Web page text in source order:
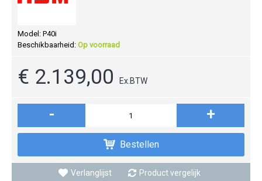
Model: P40i
Beschikbaarheid: Op voorraad
€ 2.139,00 Ex.BTW
- +
Bestellen
Verlanglijst Product vergelijk